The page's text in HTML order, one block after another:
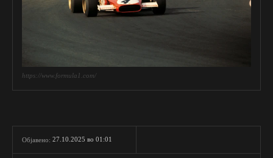
https://www.formula1.com/
Објавено: 27.10.2025 во 01:01